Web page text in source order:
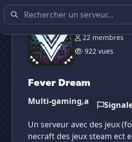
22 membres
922 vues
Fever Dream
Multi-gaming,anime
Un serveur avec des jeux
necraft des jeux steam ect
Vote pour Fever
Fever
Es-tu sûr de vouloir supprimer
Fever